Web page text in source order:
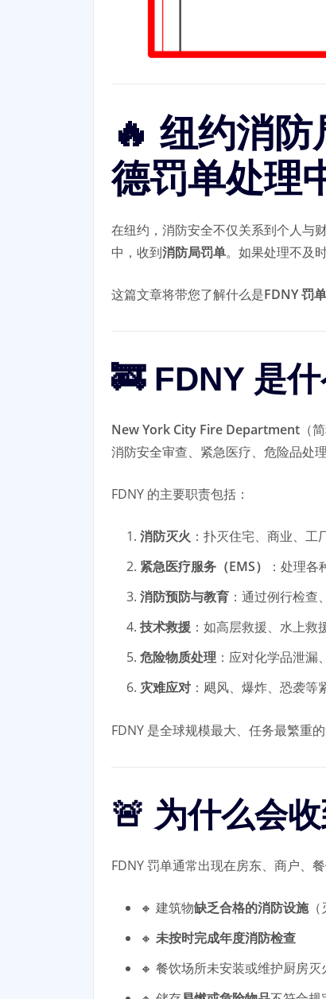
🔥 纽约消
德罚单处理
在纽约，消防安全不仅关系到个人与
中，收到消防局罚单。如果处理不及
这篇文章将带您了解什么是FDNY 罚单
🚒 FDNY 是什
New York City Fire Department （
消防安全审查、紧急医疗、危险品处理
FDNY 的主要职责包括：
消防灭火 ：扑灭住宅、商业、工
紧急医疗服务（EMS）
：处理各
消防预防与教育 ：通过例行检查
技术救援 ：如高层救援、水上救
危险物质处理 ：应对化学品泄漏
灾难应对 ：飓风、爆炸、恐袭等
FDNY 是全球规模最大、任务最繁重
🚨 为什么会
FDNY 罚单通常出现在房东、商户、
🔸 建筑物缺乏合格的消防设施（
🔸 未按时完成年度消防检查
🔸 餐饮场所未安装或维护厨房灭